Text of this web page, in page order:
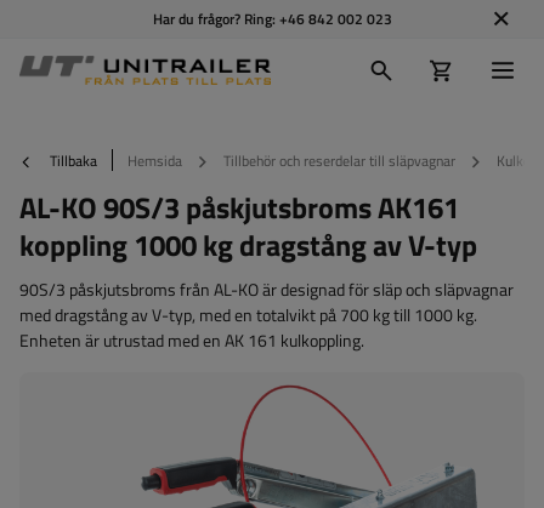
Har du frågor? Ring: +46 842 002 023
Tillbaka Hemsida Tillbehör och reserdelar till släpvagnar
AL-KO 90S/3 påskjutsbroms AK161
koppling 1000 kg dragstång av V-typ
90S/3 påskjutsbroms från AL-KO är designad för släp och släpvagnar
med dragstång av V-typ, med en totalvikt på 700 kg till 1000 kg.
Enheten är utrustad med en AK 161 kulkoppling.